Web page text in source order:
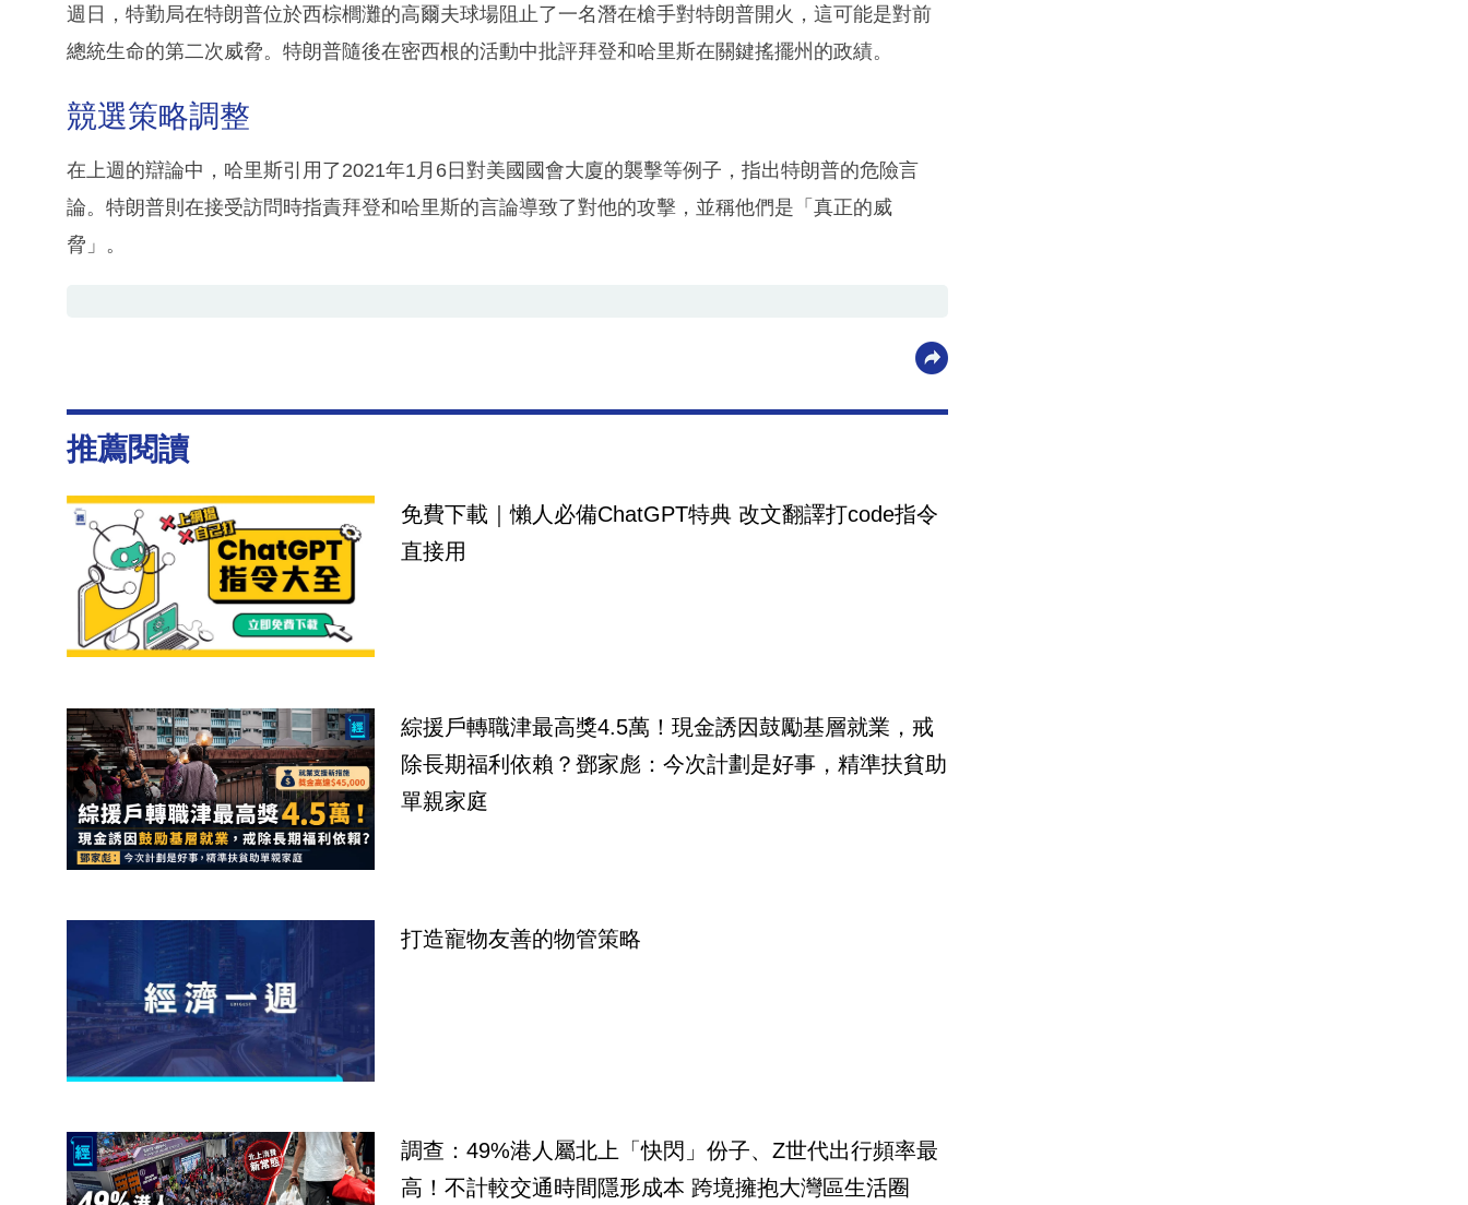
週日，特勤局在特朗普位於西棕櫚灘的高爾夫球場阻止了一名潛在槍手對特朗普開火，這可能是對前
總統生命的第二次威脅。特朗普隨後在密西根的活動中批評拜登和哈里斯在關鍵搖擺州的政績。
競選策略調整
在上週的辯論中，哈里斯引用了2021年1月6日對美國國會大廈的襲擊等例子，指出特朗普的危險言
論。特朗普則在接受訪問時指責拜登和哈里斯的言論導致了對他的攻擊，並稱他們是「真正的威
脅」。
推薦閱讀
免費下載｜懶人必備ChatGPT特典 改文翻譯打code指令
直接用
綜援戶轉職津最高獎4.5萬！現金誘因鼓勵基層就業，戒
除長期福利依賴？鄧家彪：今次計劃是好事，精準扶貧助
單親家庭
打造寵物友善的物管策略
調查：49%港人屬北上「快閃」份子、Z世代出行頻率最
高！不計較交通時間隱形成本 跨境擁抱大灣區生活圈